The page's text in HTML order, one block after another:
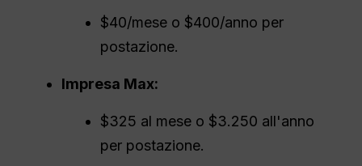
$40/mese o $400/anno per
postazione.
Impresa Max:
$325 al mese o $3.250 all'anno
per postazione.